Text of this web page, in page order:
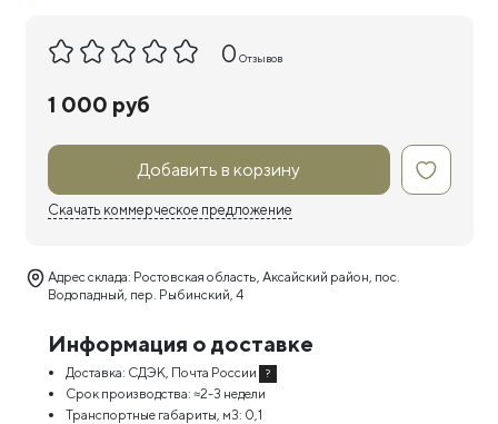
0 Отзывов
1 000 руб
Добавить в корзину
Скачать коммерческое предложение
Адрес склада: Ростовская область, Аксайский район, пос.
Водопадный, пер. Рыбинский, 4
Информация о доставке
Доставка: СДЭК, Почта России ?
Срок производства: ≈2-3 недели
Транспортные габариты, м3: 0,1